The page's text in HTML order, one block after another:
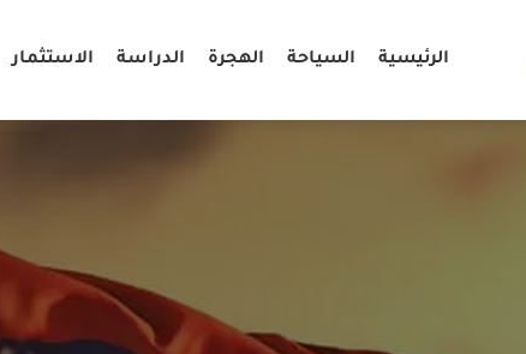
الرئيسية السياحة الهجرة الدراسة الاستثمار